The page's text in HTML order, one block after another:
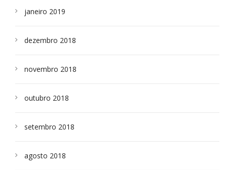
janeiro 2019
dezembro 2018
novembro 2018
outubro 2018
setembro 2018
agosto 2018